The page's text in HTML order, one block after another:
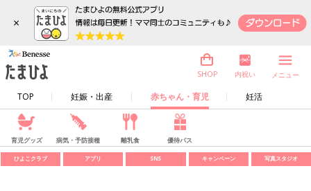
×
TOP 妊娠・出産 赤ちゃん・育児 妊活
SHOP 内祝い メニュー
育児グッズ 病気・予防接種 離乳食 優待パス
ひよこクラブ アプリ SNS キャンペーン 写真スタジオ